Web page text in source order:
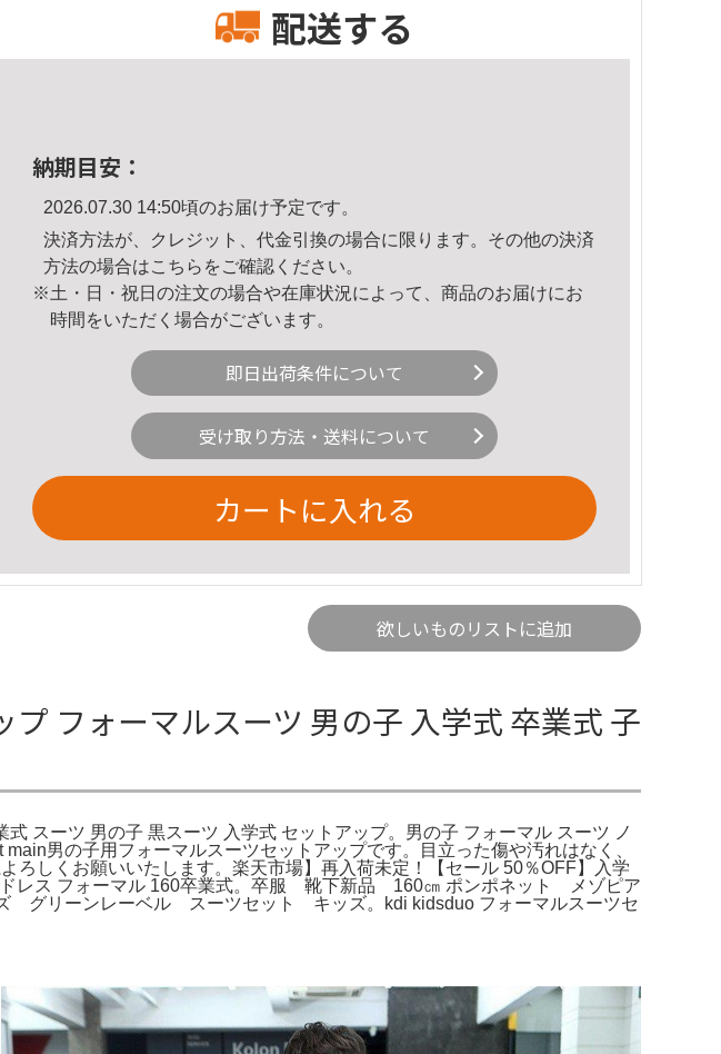
配送する
納期目安：
2026.07.30 14:50頃のお届け予定です。
決済方法が、クレジット、代金引換の場合に限ります。その他の決済
方法の場合はこちら をご確認ください。
※土・日・祝日の注文の場合や在庫状況によって、商品のお届けにお
時間をいただく場合がございます。
即日出荷条件について
受け取り方法・送料について
カートに入れる
欲しいものリストに追加
フォーマルスーツ 男の子 入学式 卒業式 子
スーツ 男の子 黒スーツ 入学式 セットアップ。男の子 フォーマル スーツ ノ
男の子用フォーマルスーツセットアップです。目立った傷や汚れはなく、
ろしくお願いいたします。楽天市場】再入荷未定！【セール 50％OFF】入学
ドレス フォーマル 160卒業式。卒服 靴下新品 160㎝ ポンポネット メゾピア
グリーンレーベル スーツセット キッズ。kdi kidsduo フォーマルスーツセ